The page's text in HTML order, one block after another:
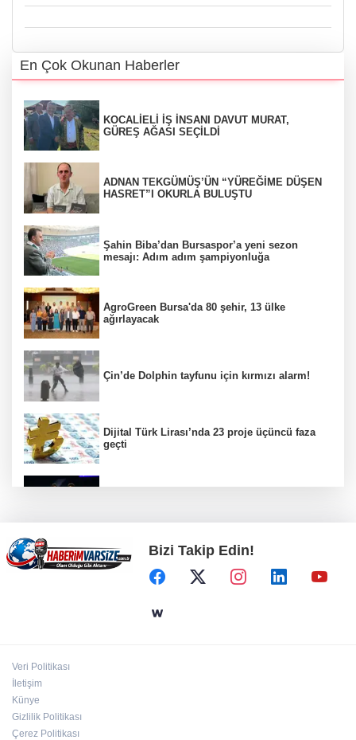
En Çok Okunan Haberler
KOCALİELİ İŞ İNSANI DAVUT MURAT,
GÜREŞ AĞASI SEÇİLDİ
ADNAN TEKGÜMÜŞ’ÜN “YÜREĞİME DÜŞEN
HASRET”I OKURLA BULUŞTU
Şahin Biba’dan Bursaspor’a yeni sezon
mesajı: Adım adım şampiyonluğa
AgroGreen Bursa'da 80 şehir, 13 ülke
ağırlayacak
Çin’de Dolphin tayfunu için kırmızı alarm!
Dijital Türk Lirası’nda 23 proje üçüncü faza
geçti
Bakan Çiftçi: Suç zincirinin ilk halkasını
kıracağız
Sakarya'da ‘Ortaköy Barajı’ için çalışmalar
Bizi Takip Edin!
Veri Politikası
İletişim
Künye
Gizlilik Politikası
Çerez Politikası